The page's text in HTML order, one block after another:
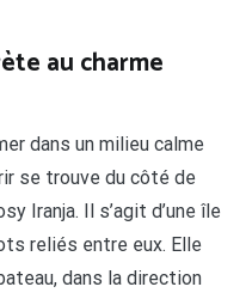
au charme
dans un milieu calme
se trouve du côté de
Iranja. Il s’agit d’une île
reliés entre eux. Elle
dans la direction